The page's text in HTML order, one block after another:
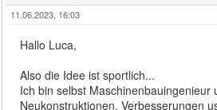
11.06.2023, 16:03
Hallo Luca,
Also die Idee ist sportlich...
Ich bin selbst Maschinenbauingenieur
Neukonstruktionen, Verbesserungen